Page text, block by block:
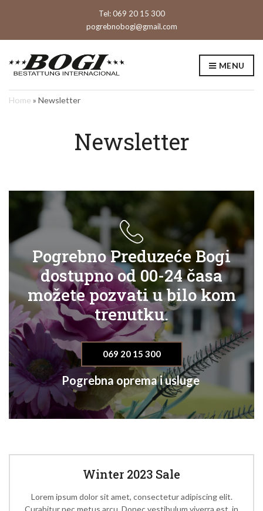
Tel: 069 20 15 300
pogrebnobogi@gmail.com
MENU
Home » Newsletter
Newsletter
Pogrebno Preduzeće Bogi
dostupno od 00-24 časa
možete pozvati u bilo kom
trenutku.
069 20 15 300
Pogrebna oprema i usluge
Winter 2023 Sale
Lorem ipsum dolor sit amet, consectetur adipiscing elit.